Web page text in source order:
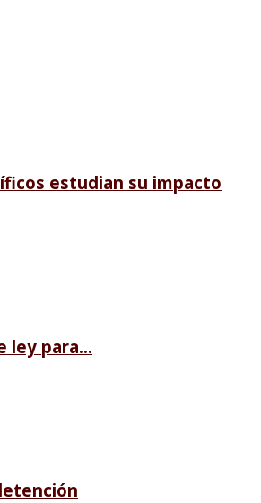
estudian su impacto
ley para...